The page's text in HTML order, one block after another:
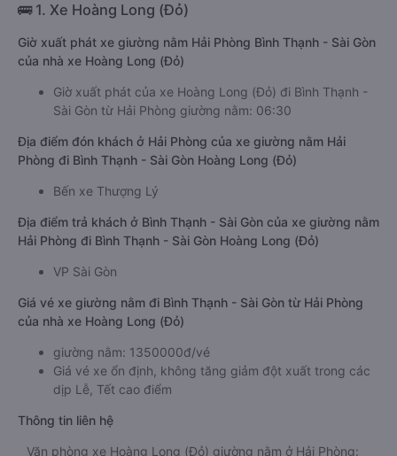
🚌 1. Xe Hoàng Long (Đỏ)
Giờ xuất phát xe giường nằm Hải Phòng Bình Thạnh - Sài Gòn
của nhà xe Hoàng Long (Đỏ)
Giờ xuất phát của xe Hoàng Long (Đỏ) đi Bình Thạnh -
Sài Gòn từ Hải Phòng giường nằm: 06:30
Địa điểm đón khách ở Hải Phòng của xe giường nằm Hải
Phòng đi Bình Thạnh - Sài Gòn Hoàng Long (Đỏ)
Bến xe Thượng Lý
Địa điểm trả khách ở Bình Thạnh - Sài Gòn của xe giường nằm
Hải Phòng đi Bình Thạnh - Sài Gòn Hoàng Long (Đỏ)
VP Sài Gòn
Giá vé xe giường nằm đi Bình Thạnh - Sài Gòn từ Hải Phòng
của nhà xe Hoàng Long (Đỏ)
giường nằm: 1350000đ/vé
Giá vé xe ổn định, không tăng giảm đột xuất trong các
dịp Lễ, Tết cao điểm
Thông tin liên hệ
Văn phòng xe Hoàng Long (Đỏ) giường nằm ở Hải Phòng: